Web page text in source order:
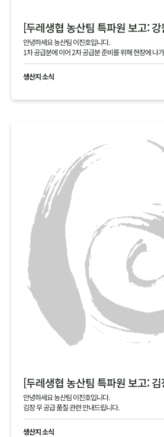
안녕하세요 농산팀 이진호입니다.
1차 공급분에 이어 2차 공급분 준비를 위해 현장에 나
강원유기농 김장 무, 동치미 무, 대파 공급 예정이며,
현황 공유드립니다.
생산지 소식
안녕하세요 농산팀 이진호입니다.
김장 무 공급 품질 관련 안내드립니다.
생산지 소식